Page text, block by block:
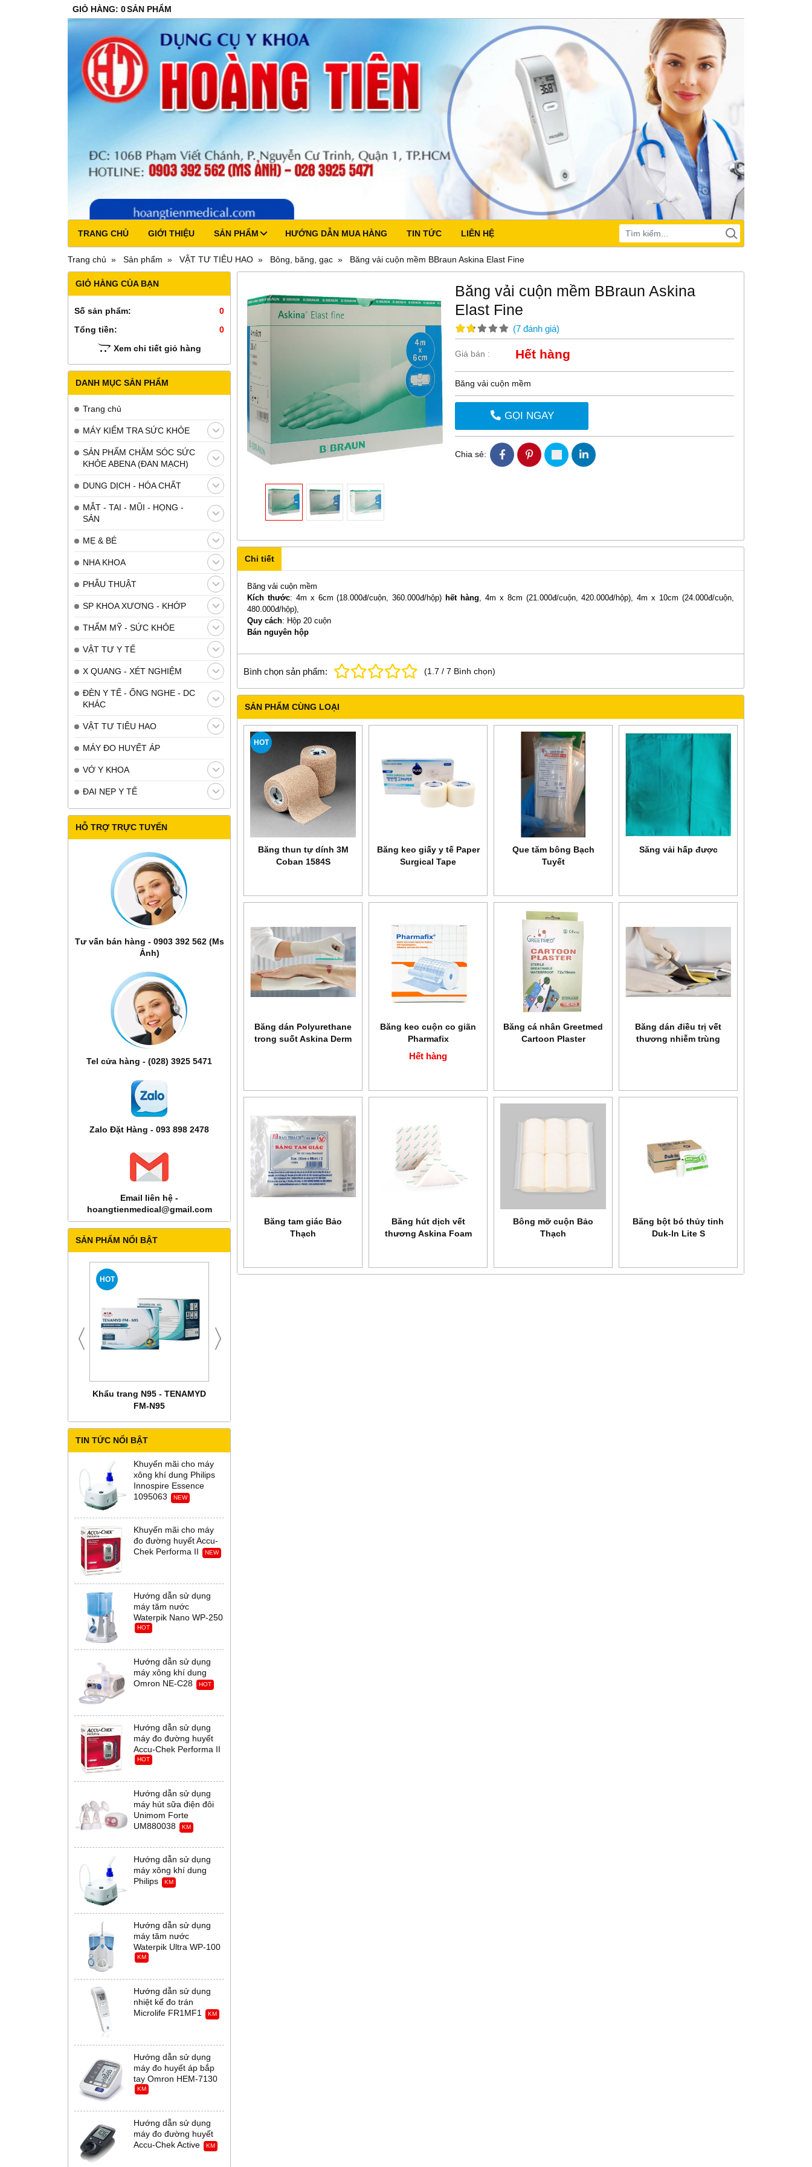
GIỎ HÀNG: 0SẢN PHẨM
TRANG CHỦ GIỚI THIỆU SẢN PHẨM HƯỚNG DẪN MUA HÀNG TIN TỨC LIÊN HỆ
Trang chủ Sản phẩm VẬT TƯ TIÊU HAO Bông, băng, gạc Băng vải cuộn mềm BBraun Askina Elast Fine
GIỎ HÀNG CỦA BẠN
Số sản phẩm:
0
Tổng tiền:
0
Xem chi tiết giỏ hàng
DANH MỤC SẢN PHẨM
Trang chủ
MÁY KIỂM TRA SỨC KHỎE
SẢN PHẨM CHĂM SÓC SỨC
KHỎE ABENA (ĐAN MẠCH)
DUNG DỊCH - HÓA CHẤT
MẮT - TAI - MŨI - HỌNG -
SẢN
MẸ & BÉ
NHA KHOA
PHẪU THUẬT
SP KHOA XƯƠNG - KHỚP
THẨM MỸ - SỨC KHỎE
VẬT TƯ Y TẾ
X QUANG - XÉT NGHIỆM
ĐÈN Y TẾ - ỐNG NGHE - DC
KHÁC
VẬT TƯ TIÊU HAO
MÁY ĐO HUYẾT ÁP
VỚ Y KHOA
ĐAI NẸP Y TẾ
HỖ TRỢ TRỰC TUYẾN
Tư vấn bán hàng - 0903 392 562 (Ms
Ảnh)
Tel cửa hàng - (028) 3925 5471
Zalo Đặt Hàng - 093 898 2478
Email liên hệ -
hoangtienmedical@gmail.com
SẢN PHẨM NỔI BẬT
HOT
Khẩu trang N95 - TENAMYD
FM-N95
TIN TỨC NỔI BẬT
Khuyến mãi cho máy
xông khí dung Philips
Innospire Essence
1095063
NEW
Khuyến mãi cho máy
đo đường huyết Accu-
Chek Performa II
NEW
Hướng dẫn sử dụng
máy tăm nước
Waterpik Nano WP-250
HOT
Hướng dẫn sử dụng
máy xông khí dung
Omron NE-C28
HOT
Hướng dẫn sử dụng
máy đo đường huyết
Accu-Chek Performa II
HOT
Hướng dẫn sử dụng
máy hút sữa điện đôi
Unimom Forte
UM880038
KM
Hướng dẫn sử dụng
máy xông khí dung
Philips
KM
Hướng dẫn sử dụng
máy tăm nước
Waterpik Ultra WP-100
KM
Hướng dẫn sử dụng
nhiệt kế đo trán
Microlife FR1MF1
KM
Hướng dẫn sử dụng
máy đo huyết áp bắp
tay Omron HEM-7130
KM
Hướng dẫn sử dụng
máy đo đường huyết
Accu-Chek Active
KM
Băng vải cuộn mềm BBraun Askina
Elast Fine
(7đánh giá)
Giá bán : Hết hàng
Băng vải cuộn mềm
GỌI NGAY
Chia sẻ:
Chi tiết
Băng vải cuộn mềm
Kích thước: 4m x 6cm (18.000đ/cuộn, 360.000đ/hộp) hết hàng, 4m x 8cm (21.000đ/cuộn, 420.000đ/hộp), 4m x 10cm (24.000đ/cuộn,
480.000đ/hộp),
Quy cách: Hộp 20 cuộn
Bán nguyên hộp
Bình chọn sản phẩm: (1.7 / 7 Bình chọn)
SẢN PHẨM CÙNG LOẠI
HOT
Băng thun tự dính 3M
Coban 1584S
Băng keo giấy y tế Paper
Surgical Tape
Que tăm bông Bạch
Tuyết
Săng vải hấp được
Băng dán Polyurethane
trong suốt Askina Derm
Băng keo cuộn co giãn
Pharmafix
Hết hàng
Băng cá nhân Greetmed
Cartoon Plaster
Băng dán điều trị vết
thương nhiễm trùng
Băng tam giác Bảo
Thạch
Băng hút dịch vết
thương Askina Foam
Bông mỡ cuộn Bảo
Thạch
Băng bột bó thủy tinh
Duk-In Lite S